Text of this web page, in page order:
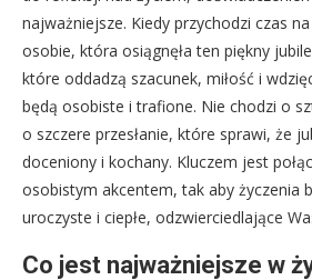
najważniejsze. Kiedy przychodzi czas
osobie, która osiągnęła ten piękny
które oddadzą szacunek, miłość i
będą osobiste i trafione. Nie chodzi o
o szczere przesłanie, które sprawi, że
doceniony i kochany. Kluczem jest
osobistym akcentem, tak aby życzenia
uroczyste i ciepłe, odzwierciedlające
Co jest najważniejsze w